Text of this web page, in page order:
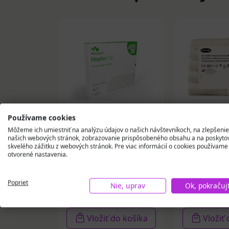
Mepilex Up 20 x 50 cm
obväz penový
silikónový 2 ks
53,38 €
Na sklade
Vložiť do košíka
Hartmann
hydrofilné
nesterilné
8,95 €
Na
Vložiť
Používame cookies
Môžeme ich umiestniť na analýzu údajov o našich návštevníkoch, na zlepšenie
našich webových stránok, zobrazovanie prispôsobeného obsahu a na
skvelého zážitku z webových stránok. Pre viac informácií o cookies používame
otvorené nastavenia.
Poprieť Nie, uprav Ok,